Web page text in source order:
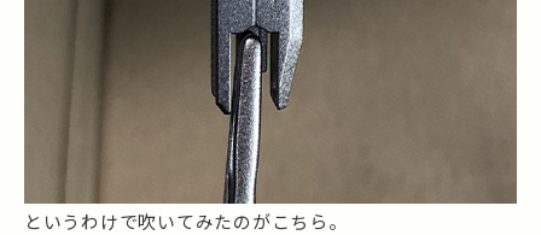
というわけで吹いてみたのがこちら。